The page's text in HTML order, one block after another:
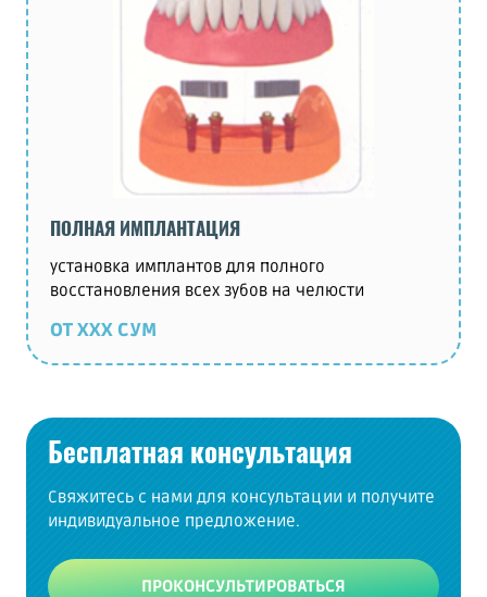
ПОЛНАЯ ИМПЛАНТАЦИЯ
установка имплантов для полного
восстановления всех зубов на челюсти
ОТ ХХХ СУМ
Бесплатная консультация
Свяжитесь с нами для консультации и получите
индивидуальное предложение.
ПРОКОНСУЛЬТИРОВАТЬСЯ